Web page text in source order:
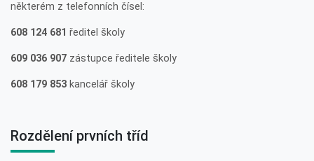
některém z telefonních čísel:
608 124 681 ředitel školy
609 036 907 zástupce ředitele školy
608 179 853 kancelář školy
Rozdělení prvních tříd